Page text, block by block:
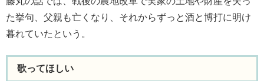
た挙句、父親も亡くなり、それからずっと酒と博打に明け
暮れていたという。
歌ってほしい